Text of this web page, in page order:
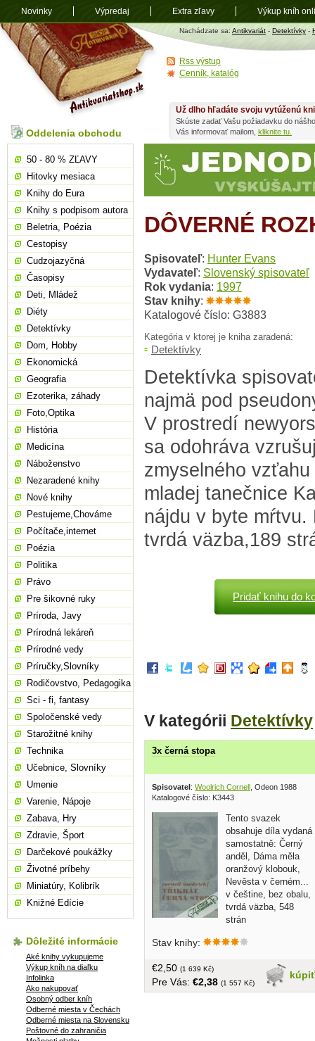
Antikvariát
shop.sk
Nachádzate sa: Antikvariát - Detektívky -
DÔVERNÉ
Spisovateľ: Hunter Evans
Vydavateľ: Slovenský spisovateľ
Rok vydania: 1997
Stav knihy:
Katalogové číslo: G3883
Kategória v ktorej je kniha zaradená:
Detektívky
Detektívka
najmä pod
V prostredí
sa odohráva
zmyselného
mladej tanečnice
nájdu v byte mŕtvu.
tvrdá väzba,189
Pridať knihu do
V kategórii Detektívky
3x černá stopa
Spisovatel: Woolrich Cornell , Odeon 1988
Katalogové číslo: K3443
Tento svazek
obsahuje díla vydaná
samostatně: Černý
anděl, Dáma měla
oranžový klobouk,
Nevěsta v černém...
v češtine, bez obalu,
tvrdá väzba, 548
strán
Stav knihy:
kúpiť
€2,50 (1 639 Kč)
Pre Vás: €2,38 (1 557 Kč)
Už dlho hľadáte svoju vytúženú
Skúste zadať Vašu požiadavku do
Vás informovať mailom, kliknite tu.
Oddelenia obchodu
50 - 80 % ZĽAVY
Hitovky mesiaca
Knihy do Eura
Knihy s podpisom autora
Beletria, Poézia
Cestopisy
Cudzojazyčná
Časopisy
Deti, Mládež
Diéty
Detektívky
Dom, Hobby
Ekonomická
Geografia
Ezoterika, záhady
Foto,Optika
História
Medicína
Náboženstvo
Nezaradené knihy
Nové knihy
Pestujeme,Chováme
Počítače,internet
Poézia
Politika
Právo
Pre šikovné ruky
Príroda, Javy
Prírodná lekáreň
Prírodné vedy
Príručky,Slovníky
Rodičovstvo, Pedagogika
Sci - fi, fantasy
Spoločenské vedy
Starožitné knihy
Technika
Učebnice, Slovníky
Umenie
Varenie, Nápoje
Zabava, Hry
Zdravie, Šport
Darčekové poukážky
Životné príbehy
Miniatúry, Kolibrík
Knižné Edície
Dôležité informácie
Aké knihy vykupujeme
Výkup kníh na diaľku
Infolinka
Ako nakupovať
Osobný odber kníh
Odberné miesta v Čechách
Odberné miesta na Slovensku
Poštovné do zahraničia
Rss výstup
Cenník, katalóg
Novinky Výpredaj Extra zľavy Výkup kníh